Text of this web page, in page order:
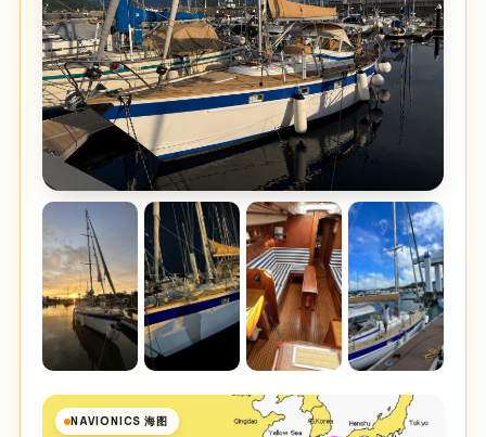
NAVIONICS 海图